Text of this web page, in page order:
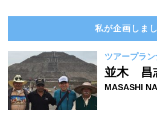
私が企画しま
ツアープラ
並木 昌
MASASHI